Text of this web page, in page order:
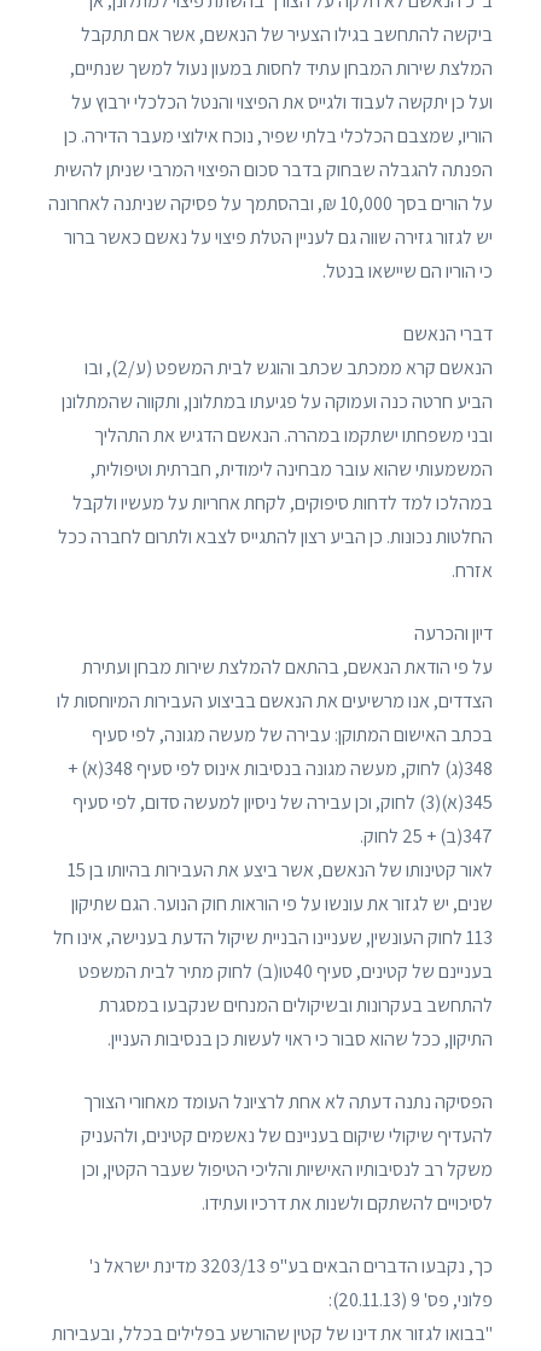
ביקשה להתחשב בגילו הצעיר של הנאשם, אשר אם תתקבל
המלצת שירות המבחן עתיד לחסות במעון נעול למשך שנתיים,
ועל כן יתקשה לעבוד ולגייס את הפיצוי והנטל הכלכלי ירבוץ על
הוריו, שמצבם הכלכלי בלתי שפיר, נוכח אילוצי מעבר הדירה. כן
הפנתה להגבלה שבחוק בדבר סכום הפיצוי המרבי שניתן להשית
על הורים בסך 10,000 ₪, ובהסתמך על פסיקה שניתנה לאחרונה
יש לגזור גזירה שווה גם לעניין הטלת פיצוי על נאשם כאשר ברור
כי הוריו הם שיישאו בנטל.
דברי הנאשם
הנאשם קרא ממכתב שכתב והוגש לבית המשפט (ע/2), ובו
הביע חרטה כנה ועמוקה על פגיעתו במתלונן, ותקווה שהמתלונן
ובני משפחתו ישתקמו במהרה. הנאשם הדגיש את התהליך
המשמעותי שהוא עובר מבחינה לימודית, חברתית וטיפולית,
במהלכו למד לדחות סיפוקים, לקחת אחריות על מעשיו ולקבל
החלטות נכונות. כן הביע רצון להתגייס לצבא ולתרום לחברה ככל
אזרח.
דיון והכרעה
על פי הודאת הנאשם, בהתאם להמלצת שירות מבחן ועתירת
הצדדים, אנו מרשיעים את הנאשם בביצוע העבירות המיוחסות לו
בכתב האישום המתוקן: עבירה של מעשה מגונה, לפי סעיף
348(ג) לחוק, מעשה מגונה בנסיבות אינוס לפי סעיף 348(א) +
345(א)(3) לחוק, וכן עבירה של ניסיון למעשה סדום, לפי סעיף
347(ב) + 25 לחוק.
לאור קטינותו של הנאשם, אשר ביצע את העבירות בהיותו בן 15
שנים, יש לגזור את עונשו על פי הוראות חוק הנוער. הגם שתיקון
113 לחוק העונשין, שעניינו הבניית שיקול הדעת בענישה, אינו חל
בעניינם של קטינים, סעיף 40טו(ב) לחוק מתיר לבית המשפט
להתחשב בעקרונות ובשיקולים המנחים שנקבעו במסגרת
התיקון, ככל שהוא סבור כי ראוי לעשות כן בנסיבות העניין.
הפסיקה נתנה דעתה לא אחת לרציונל העומד מאחורי הצורך
להעדיף שיקולי שיקום בעניינם של נאשמים קטינים, ולהעניק
משקל רב לנסיבותיו האישיות והליכי הטיפול שעבר הקטין, וכן
לסיכויים להשתקם ולשנות את דרכיו ועתידו.
כך, נקבעו הדברים הבאים בע"פ 3203/13 מדינת ישראל נ'
פלוני, פס' 9 (20.11.13):
"בבואו לגזור את דינו של קטין שהורשע בפלילים בכלל, ובעבירות